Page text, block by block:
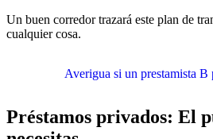
Un buen corredor trazará este plan de
cualquier cosa.
Averigua si un prestamista B
Préstamos privados: El